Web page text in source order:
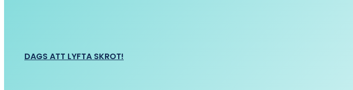
DAGS ATT LYFTA SKROT!